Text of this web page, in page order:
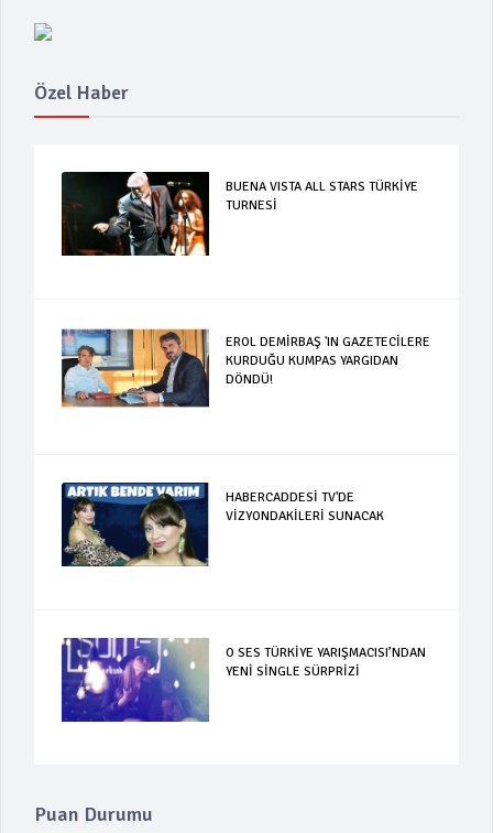
Özel Haber
BUENA VISTA ALL STARS TÜRKİYE
TURNESİ
EROL DEMİRBAŞ 'IN GAZETECİLERE
KURDUĞU KUMPAS YARGIDAN
DÖNDÜ!
HABERCADDESİ TV'DE
VİZYONDAKİLERİ SUNACAK
O SES TÜRKİYE YARIŞMACISI’NDAN
YENİ SİNGLE SÜRPRİZİ
Puan Durumu